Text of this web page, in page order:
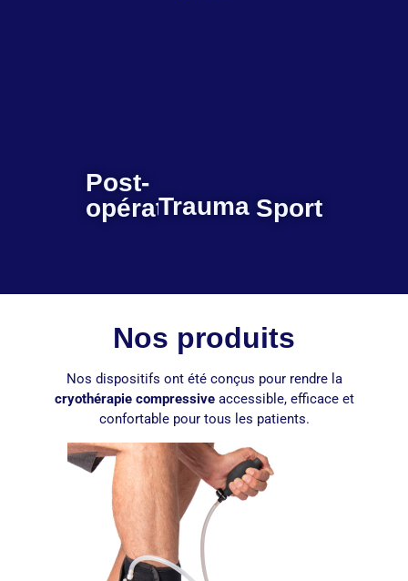
Post-
opératoireTraumatologie
Sport
Nos produits
Nos dispositifs ont été conçus pour rendre la
cryothérapie compressiveaccessible, efficace et
confortable pour tous les patients.